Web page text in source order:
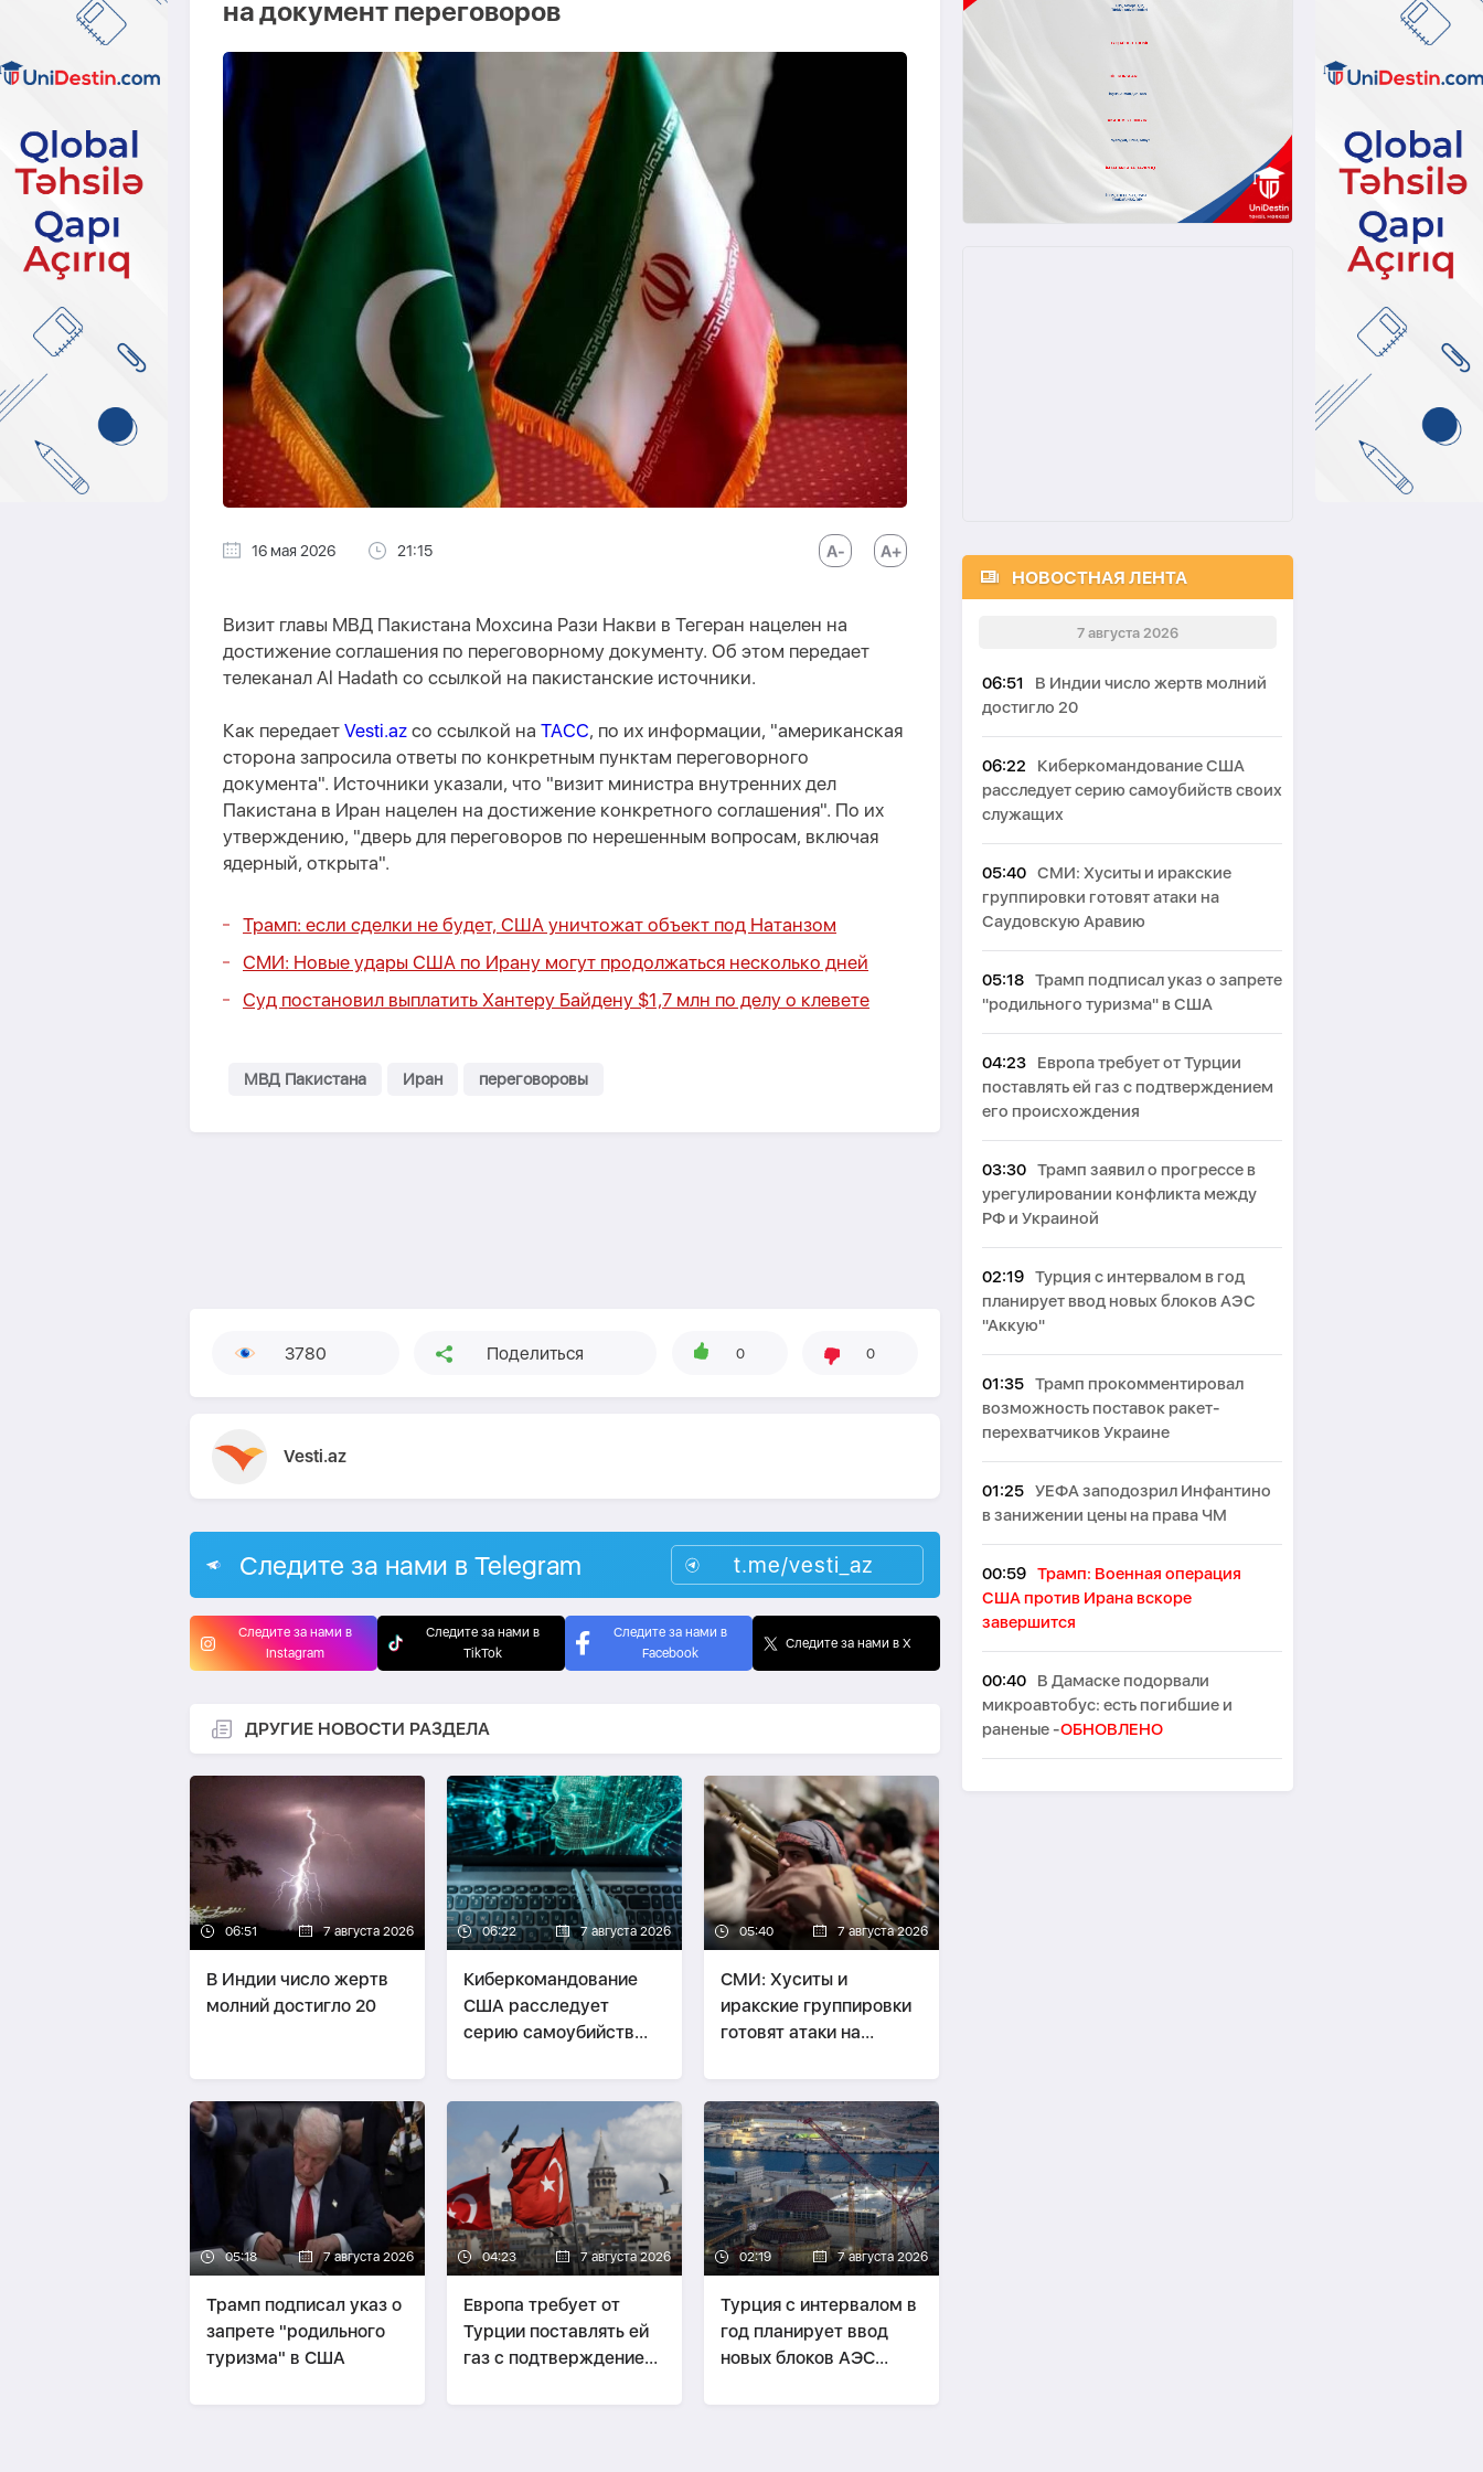
на документ переговоров
16 мая 2026 21:15
Визит главы МВД Пакистана Мохсина Рази Накви в Тегеран нацелен на
достижение соглашения по переговорному документу. Об этом передает
телеканал Al Hadath со ссылкой на пакистанские источники.
Как передает Vesti.az со ссылкой на ТАСС, по их информации, "американская
сторона запросила ответы по конкретным пунктам переговорного
документа". Источники указали, что "визит министра внутренних дел
Пакистана в Иран нацелен на достижение конкретного соглашения". По их
утверждению, "дверь для переговоров по нерешенным вопросам, включая
ядерный, открыта".
Трамп: если сделки не будет, США уничтожат объект под Натанзом
СМИ: Новые удары США по Ирану могут продолжаться несколько дней
Суд постановил выплатить Хантеру Байдену $1,7 млн по делу о клевете
МВД Пакистана Иран переговоровы
3780 Поделиться 0 0
Vesti.az
Следите за нами в Telegram t.me/vesti_az
Следите за нами в
Instagram
Следите за нами в
TikTok
Следите за нами в
Facebook
Следите за нами в X
ДРУГИЕ НОВОСТИ РАЗДЕЛА
06:51 7 августа 2026
В Индии число жертв
молний достигло 20
06:22 7 августа 2026
Киберкомандование
США расследует
серию самоубийств
05:40 7 августа 2026
СМИ: Хуситы и
иракские группировки
готовят атаки на
05:18 7 августа 2026
Трамп подписал указ о
запрете "родильного
туризма" в США
04:23 7 августа 2026
Европа требует от
Турции поставлять ей
газ с подтверждением
02:19 7 августа 2026
Турция с интервалом в
год планирует ввод
новых блоков АЭС
НОВОСТНАЯ ЛЕНТА
7 августа 2026
06:51
В Индии число жертв молний
достигло 20
06:22
Киберкомандование США
расследует серию самоубийств своих
служащих
05:40 СМИ: Хуситы и иракские
группировки готовят атаки на
Саудовскую Аравию
05:18 Трамп подписал указ о запрете
"родильного туризма" в США
04:23
Европа требует от Турции
поставлять ей газ с подтверждением
его происхождения
03:30 Трамп заявил о прогрессе в
урегулировании конфликта между
РФ и Украиной
02:19 Турция с интервалом в год
планирует ввод новых блоков АЭС
"Аккую"
01:35 Трамп прокомментировал
возможность поставок ракет-
перехватчиков Украине
01:25 УЕФА заподозрил Инфантино
в занижении цены на права ЧМ
00:59 Трамп: Военная операция
США против Ирана вскоре
завершится
00:40
В Дамаске подорвали
микроавтобус: есть погибшие и
раненые -ОБНОВЛЕНО
00:29 Два взрыва произошли на